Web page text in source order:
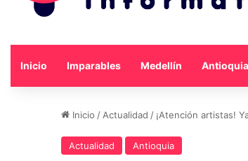
Inicio Imparables Medellín Antioquia
Inicio / Actualidad / ¡Atención artistas!
Actualidad Antioquia